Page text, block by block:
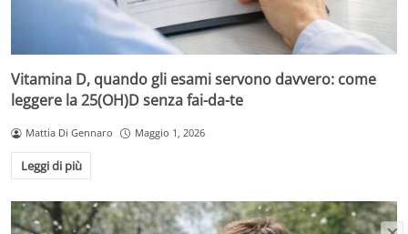
Vitamina D, quando gli esami servono davvero: come
leggere la 25(OH)D senza fai-da-te
Mattia Di Gennaro Maggio 1, 2026
Leggi di più